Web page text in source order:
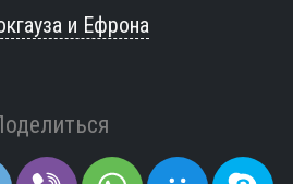
и Ефрона